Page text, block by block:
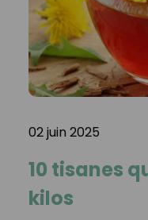
02 juin 2025
10 tisanes
kilos